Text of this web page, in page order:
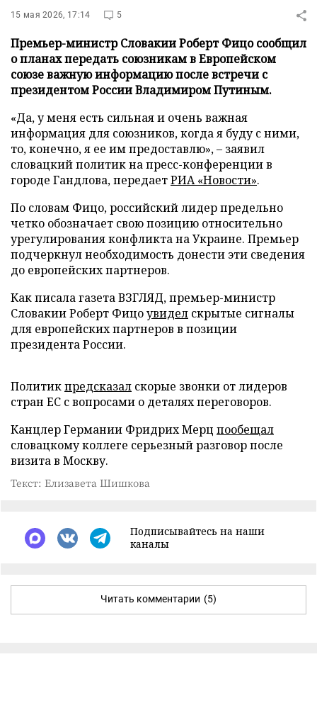
15 мая 2026, 17:14 5
Премьер-министр Словакии Роберт Фицо сообщил
о планах передать союзникам в Европейском
союзе важную информацию после встречи с
президентом России Владимиром Путиным.
«Да, у меня есть сильная и очень важная
информация для союзников, когда я буду с ними,
то, конечно, я ее им предоставлю», – заявил
словацкий политик на пресс-конференции в
городе Гандлова, передаетРИА «Новости».
По словам Фицо, российский лидер предельно
четко обозначает свою позицию относительно
урегулирования конфликта на Украине. Премьер
подчеркнул необходимость донести эти сведения
до европейских партнеров.
Как писала газета ВЗГЛЯД, премьер-министр
Словакии Роберт Фицоувидел скрытые сигналы
для европейских партнеров в позиции
президента России.
Политикпредсказал скорые звонки от лидеров
стран ЕС с вопросами о деталях переговоров.
Канцлер Германии Фридрих Мерц пообещал
словацкому коллеге серьезный разговор после
визита в Москву.
Текст: Елизавета Шишкова
Подписывайтесь на наши
каналы
Читать комментарии (5)